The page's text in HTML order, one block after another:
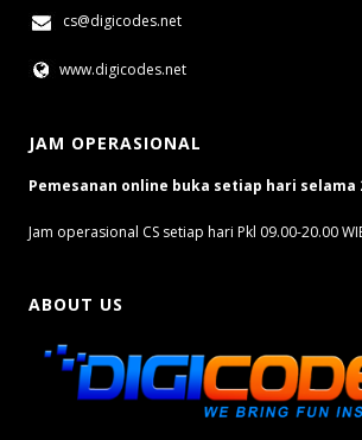
cs@digicodes.net
www.digicodes.net
JAM OPERASIONAL
Pemesanan online buka setiap hari selama
Jam operasional CS setiap hari Pkl 09.00-20.00
ABOUT US